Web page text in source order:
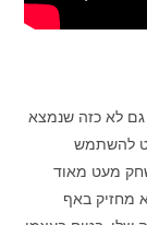
בהתנהלות של גוקש לא מזכיר ילד בן 18, גם לא כזה שנמצא
להשתמש
מעט מאוד
מחזיק באף